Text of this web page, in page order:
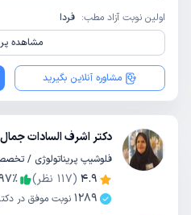
اولین نوبت آزاد مطب: فردا
مشاهده
مشاوره آنلاین بگیرید
دکتر اشرف السادات جمال
4.9
(
117 نظر) ٪
1289 نوبت موفق در